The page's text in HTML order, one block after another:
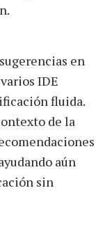
en
IDE
fluida.
de la
aún
sin